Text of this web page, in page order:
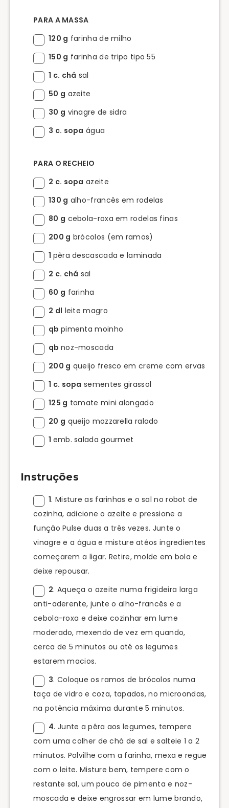
PARA A MASSA
120 g farinha de milho
150 g farinha de tripo tipo 55
1 c. chá sal
50 g azeite
30 g vinagre de sidra
3 c. sopa água
PARA O RECHEIO
2 c. sopa azeite
130 g alho-francês em rodelas
80 g cebola-roxa em rodelas finas
200 g brócolos (em ramos)
1 pêra descascada e laminada
2 c. chá sal
60 g farinha
2 dl leite magro
qb pimenta moinho
qb noz-moscada
200 g queijo fresco em creme com ervas
1 c. sopa sementes girassol
125 g tomate mini alongado
20 g queijo mozzarella ralado
1 emb. salada gourmet
Instruções
1. Misture as farinhas e o sal no robot de
cozinha, adicione o azeite e pressione a
função Pulse duas a três vezes. Junte o
vinagre e a água e misture atéos ingredientes
começarem a ligar. Retire, molde em bola e
deixe repousar.
2. Aqueça o azeite numa frigideira larga
anti-aderente, junte o alho-francês e a
cebola-roxa e deixe cozinhar em lume
moderado, mexendo de vez em quando,
cerca de 5 minutos ou até os legumes
estarem macios.
3. Coloque os ramos de brócolos numa
taça de vidro e coza, tapados, no microondas,
na potência máxima durante 5 minutos.
4. Junte a pêra aos legumes, tempere
com uma colher de chá de sal e salteie 1 a 2
minutos. Polvilhe com a farinha, mexa e regue
com o leite. Misture bem, tempere com o
restante sal, um pouco de pimenta e noz-
moscada e deixe engrossar em lume brando,